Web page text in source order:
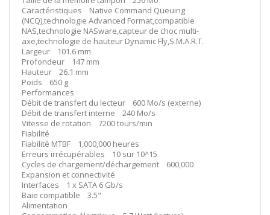
Caractéristiques Native Command Queuing
(NCQ),technologie Advanced Format,compatible
NAS,technologie NASware,capteur de choc multi-
axe,technologie de hauteur Dynamic Fly,S.M.A.R.T.
Largeur 101.6 mm
Profondeur 147 mm
Hauteur 26.1 mm
Poids 650 g
Performances
Débit de transfert du lecteur 600 Mo/s (externe)
Débit de transfert interne 240 Mo/s
Vitesse de rotation 7200 tours/min
Fiabilité
Fiabilité MTBF 1,000,000 heures
Erreurs irrécupérables 10 sur 10^15
Cycles de chargement/déchargement 600,000
Expansion et connectivité
Interfaces 1 x SATA 6 Gb/s
Baie compatible 3.5"
Alimentation